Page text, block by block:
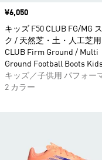
価格
¥6,050
キッズ F50 CLUB FG/MG
ク / 天然芝・土・人工芝用
CLUB Firm Ground / Multi
Ground Football Boots
キッズ／子供用 パフォー
2 カラー